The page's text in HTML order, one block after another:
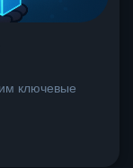
ключевые